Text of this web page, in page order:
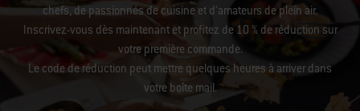
chefs, de passionnés de cuisine et d’amateurs de plein air.
Inscrivez-vous dès maintenant et profitez de 10 % de réduction sur
votre première commande.
Le code de réduction peut mettre quelques heures à arriver dans
votre boîte mail.